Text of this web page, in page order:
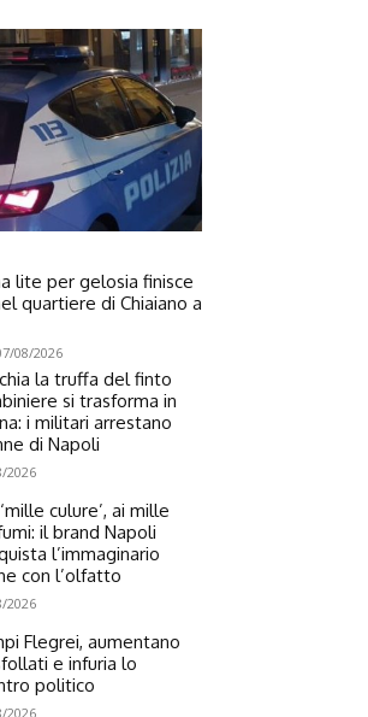
lite per gelosia finisce
quartiere di Chiaiano a
08/2026
la truffa del finto
si trasforma in
i militari arrestano
di Napoli
2026
culure’, ai mille
il brand Napoli
l’immaginario
con l’olfatto
2026
Flegrei, aumentano
e infuria lo
politico
2026